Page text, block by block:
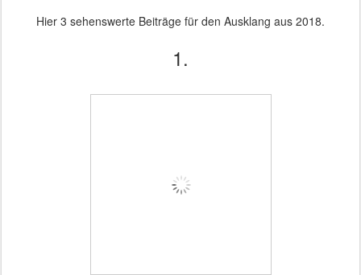
Hier 3 sehenswerte Beiträge für den Ausklang aus 2018.
1.